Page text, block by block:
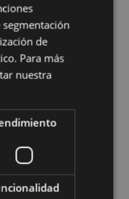
Profundidade
segmentación
de
Para más
nuestra